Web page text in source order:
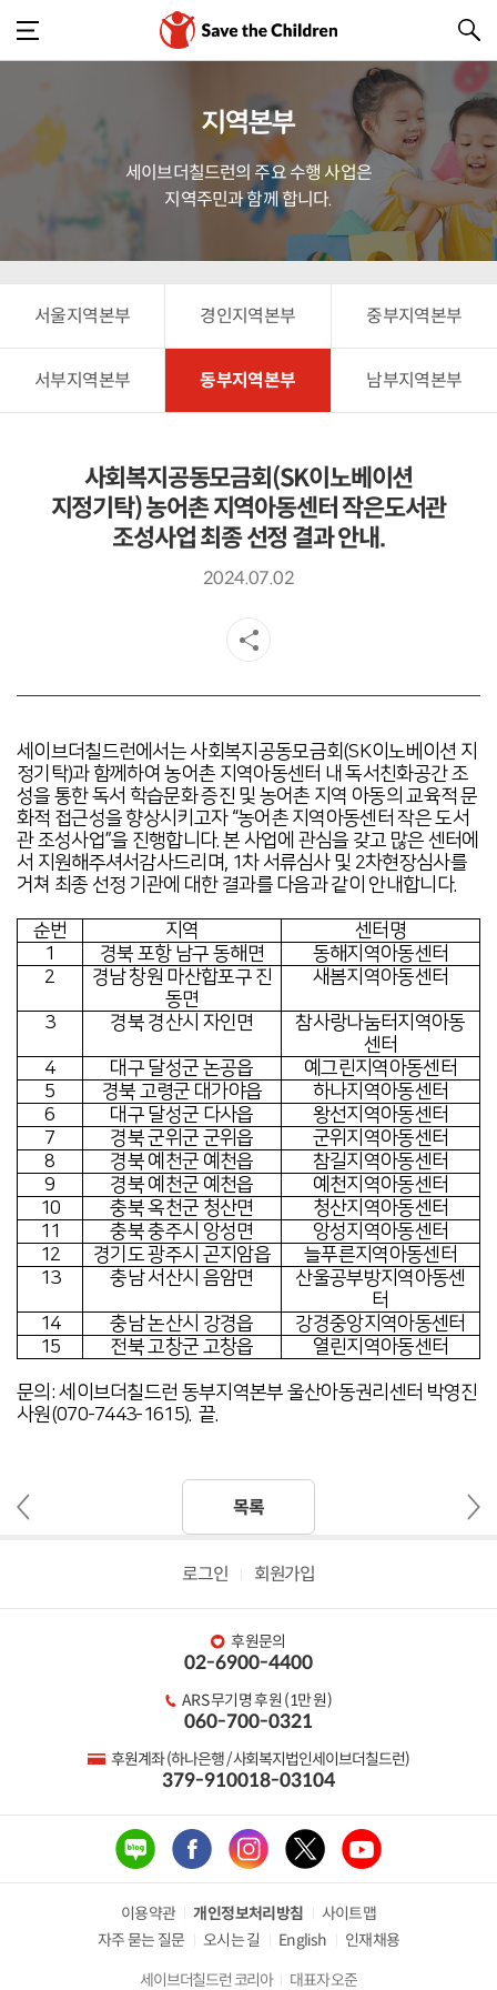
지역본부
세이브더칠드런의 주요 수행 사업은
지역주민과 함께 합니다.
서울지역본부 경인지역본부 중부지역본부
서부지역본부 동부지역본부 남부지역본부
사회복지공동모금회(SK이노베이션
지정기탁) 농어촌 지역아동센터 작은도서관
조성사업 최종 선정 결과 안내.
2024.07.02
세이브더칠드런에서는 사회복지공동모금회 (SK이노베이션 지
정기탁)과 함께하여 농어촌 지역아동센터 내 독서친화공간 조
성을 통한 독서 학습문화 증진 및 농어촌 지역 아동의 교육적 문
화적 접근성을 향상시키고자 “농어촌 지역아동센터 작은 도서
관 조성사업”을 진행합니다. 본 사업에 관심을 갖고 많은 센터에
서 지원해주셔서감사드리며, 1차 서류심사 및 2차현장심사를
거쳐 최종 선정 기관에 대한 결과를 다음과 같이 안내합니다.
순번 지역
센터명
1
경북 포항 남구 동해면
동해지역아동센터
2
경남 창원 마산합포구 진
동면
새봄지역아동센터
3 경북 경산시 자인면
참사랑나눔터지역아동
센터
4
대구 달성군 논공읍
예그린지역아동센터
5
경북 고령군 대가야읍
하나지역아동센터
6
대구 달성군 다사읍
왕선지역아동센터
7
경북 군위군 군위읍
군위지역아동센터
8
경북 예천군 예천읍
참길지역아동센터
9
경북 예천군 예천읍
예천지역아동센터
10
충북 옥천군 청산면
청산지역아동센터
11
충북 충주시 앙성면
앙성지역아동센터
12
경기도 광주시 곤지암읍
늘푸른지역아동센터
13
충남 서산시 음암면
산울공부방지역아동센
터
14
충남 논산시 강경읍
강경중앙지역아동센터
15
전북 고창군 고창읍 열린지역아동센터
문의: 세이브더칠드런 동부지역본부 울산아동권리센터 박영진
사원(070-7443-1615). 끝.
목록
로그인
회원가입
후원문의
02-6900-4400
ARS 무기명 후원 (1만 원)
060-700-0321
후원계좌 (하나은행 / 사회복지법인세이브더칠드런)
379-910018-03104
이용약관 개인정보처리방침
사이트맵
자주 묻는 질문
오시는 길 English
인재채용
세이브더칠드런 코리아
대표자 오준